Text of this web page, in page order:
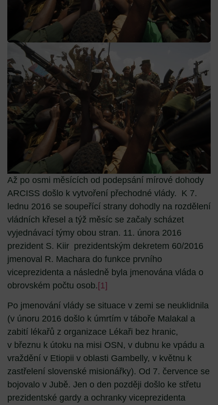
Až po osmi měsících od podepsání mírové dohody
ARCISS došlo k vytvoření přechodné vlády. K 7.
lednu 2016 se soupeřící strany dohodly na rozdělení
vládních křesel a týž měsíc se začaly scházet
vyjednávací týmy obou stran. 11. února 2016
prezident S. Kiir prezidentským dekretem 60/2016
jmenoval R. Machara do funkce prvního
viceprezidenta a následně byla jmenována vláda o
obrovském počtu osob.[1]
Po jmenování vlády se situace v zemi se neuklidnila
(v únoru 2016 došlo k úmrtím v táboře Malakal a
zabití lékařů z organizace Lékaři bez hranic,
v březnu k útoku na misi OSN, v dubnu ke vpádu a
vraždění v Etiopii v oblasti Gambelly, v květnu k
zastřelení slovenské misionářky). Od 7. července se
bojovalo v Jubě. Jen o den později došlo ke střetu
prezidentské gardy a ochranky viceprezidenta